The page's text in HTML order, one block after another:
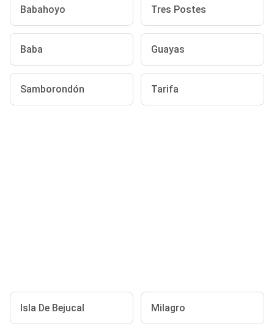
Babahoyo Tres Postes
Baba Guayas
Samborondón Tarifa
Isla De Bejucal Milagro